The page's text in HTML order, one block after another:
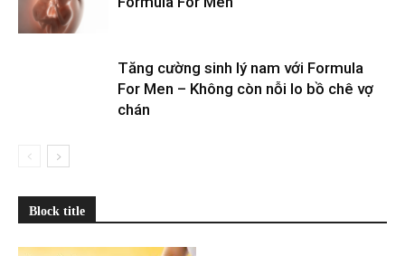
Tăng cường sinh lý nam với Formula
For Men – Không còn nỗi lo bồ chê vợ
chán
Block title